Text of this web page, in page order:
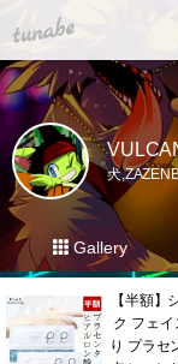
tuna.be
犬
Gallery
【半額
ク フェ
り プラセ